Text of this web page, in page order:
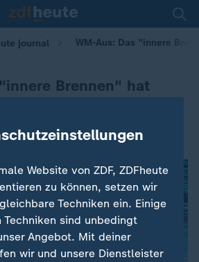
journal WM-Aus: Das "innere
Brennen" hat
Website von ZDF, ZDFheute
zu können, setzen wir
Techniken ein. Einige
Techniken sind unbedingt
Angebot. Mit deiner
wir und unsere Dienstleister